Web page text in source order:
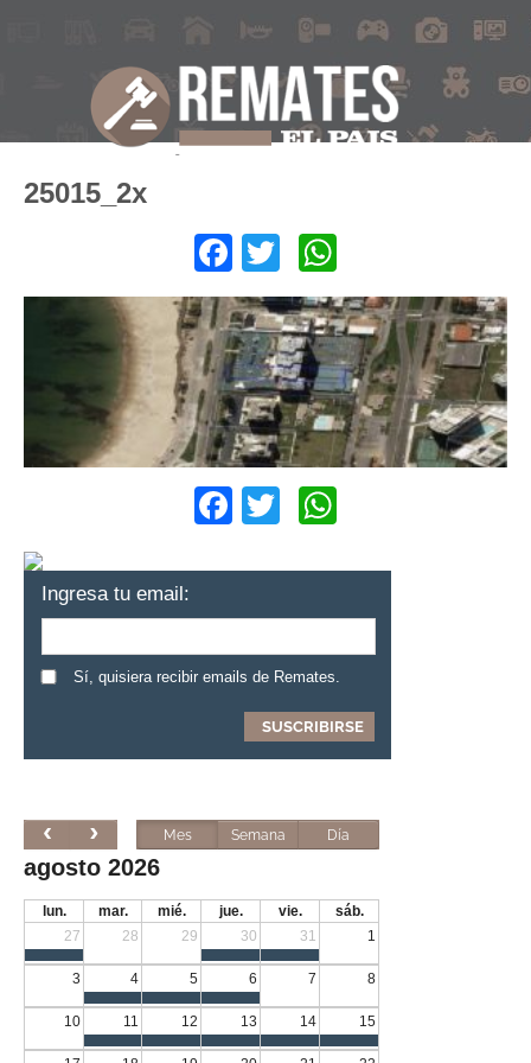
25015_2x
Facebook
Twitter
Facebook
Twitter
Ingresa tu email:
Sí, quisiera recibir emails de Remates.
Mes Semana Día
agosto 2026
lun. mar. mié. jue. vie.
sáb.
27
28 29 30 31 1
3 4 5 6 7 8
10 11 12 13 14 15